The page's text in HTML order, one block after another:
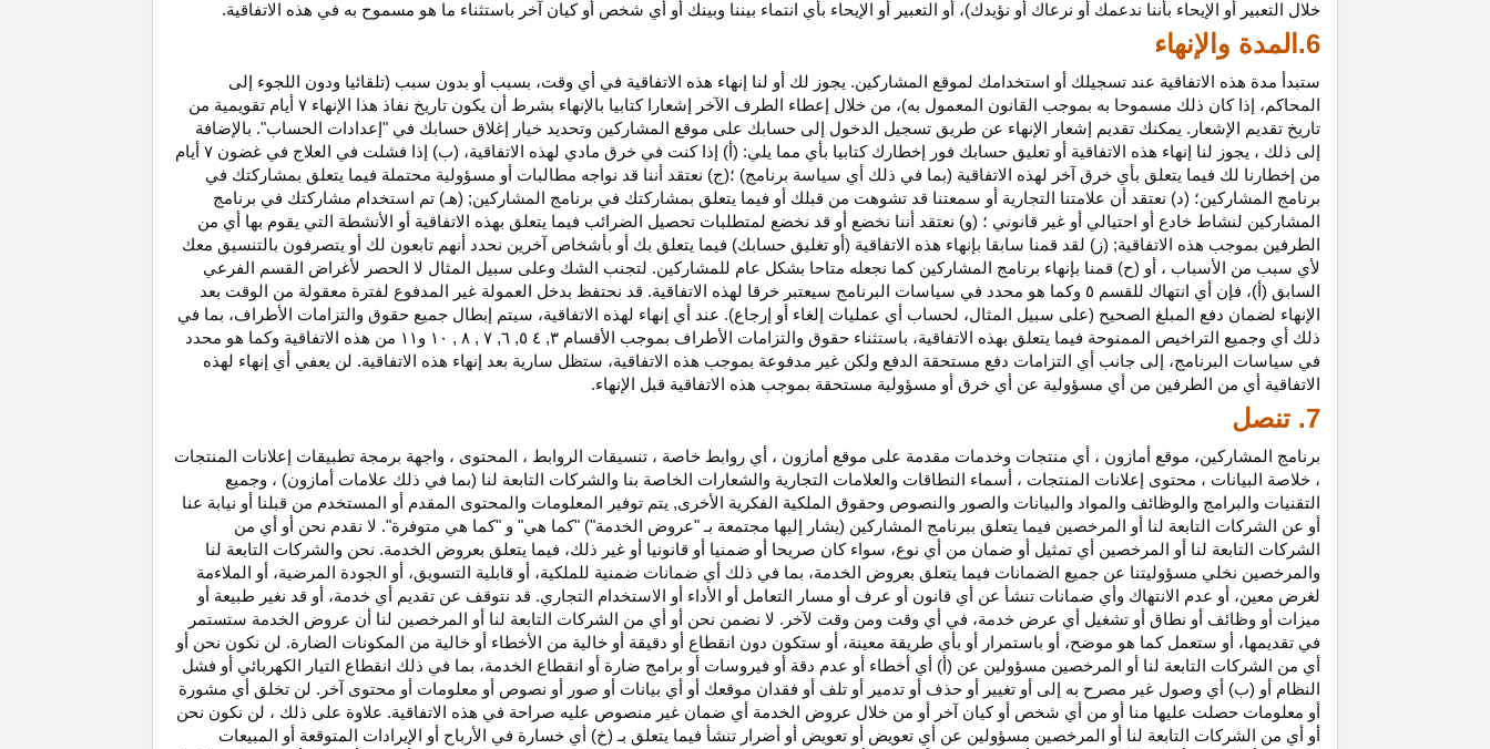
خلال التعبير أو الإيحاء بأننا ندعمك أو نرعاك أو نؤيدك)، أو التعبير أو الإيحاء بأي انتماء بيننا وبينك أو أي شخص أو كيان آخر باستثناء ما هو مسموح به في هذه الاتفاقية.
6.المدة والإنهاء
ستبدأ مدة هذه الاتفاقية عند تسجيلك أو استخدامك لموقع المشاركين. يجوز لك أو لنا إنهاء هذه الاتفاقية في أي وقت، بسبب أو بدون سبب (تلقائيا ودون اللجوء إلى
المحاكم، إذا كان ذلك مسموحا به بموجب القانون المعمول به)، من خلال إعطاء الطرف الآخر إشعارا كتابيا بالإنهاء بشرط أن يكون تاريخ نفاذ هذا الإنهاء ۷ أيام تقويمية من
تاريخ تقديم الإشعار. يمكنك تقديم إشعار الإنهاء عن طريق تسجيل الدخول إلى حسابك على موقع المشاركين وتحديد خيار إغلاق حسابك في "إعدادات الحساب". بالإضافة
إلى ذلك ، يجوز لنا إنهاء هذه الاتفاقية أو تعليق حسابك فور إخطارك كتابيا بأي مما يلي: (أ) إذا كنت في خرق مادي لهذه الاتفاقية، (ب) إذا فشلت في العلاج في غضون ۷ أيام
من إخطارنا لك فيما يتعلق بأي خرق آخر لهذه الاتفاقية (بما في ذلك أي سياسة برنامج) ؛(ج) نعتقد أننا قد نواجه مطالبات أو مسؤولية محتملة فيما يتعلق بمشاركتك في
برنامج المشاركين؛ (د) نعتقد أن علامتنا التجارية أو سمعتنا قد تشوهت من قبلك أو فيما يتعلق بمشاركتك في برنامج المشاركين; (هـ) تم استخدام مشاركتك في برنامج
المشاركين لنشاط خادع أو احتيالي أو غير قانوني ؛ (و) نعتقد أننا نخضع أو قد نخضع لمتطلبات تحصيل الضرائب فيما يتعلق بهذه الاتفاقية أو الأنشطة التي يقوم بها أي من
الطرفين بموجب هذه الاتفاقية; (ز) لقد قمنا سابقا بإنهاء هذه الاتفاقية (أو تغليق حسابك) فيما يتعلق بك أو بأشخاص آخرين نحدد أنهم تابعون لك أو يتصرفون بالتنسيق معك
لأي سبب من الأسباب ، أو (ح) قمنا بإنهاء برنامج المشاركين كما نجعله متاحا بشكل عام للمشاركين. لتجنب الشك وعلى سبيل المثال لا الحصر لأغراض القسم الفرعي
السابق (أ)، فإن أي انتهاك للقسم ٥ وكما هو محدد في سياسات البرنامج سيعتبر خرقا لهذه الاتفاقية. قد نحتفظ بدخل العمولة غير المدفوع لفترة معقولة من الوقت بعد
الإنهاء لضمان دفع المبلغ الصحيح (على سبيل المثال، لحساب أي عمليات إلغاء أو إرجاع). عند أي إنهاء لهذه
الاتفاقية، سيتم إبطال جميع حقوق والتزامات الأطراف، بما في
ذلك أي وجميع التراخيص الممنوحة فيما يتعلق بهذه
الاتفاقية، باستثناء حقوق والتزامات الأطراف بموجب الأقسام ۳, ٤ ٥, ٦, ۷ , ۸ , ۱۰ و۱۱ من هذه الاتفاقية وكما هو محدد
في سياسات البرنامج، إلى جانب أي التزامات دفع مستحقة
الدفع ولكن غير مدفوعة بموجب هذه الاتفاقية، ستظل سارية بعد إنهاء هذه الاتفاقية. لن يعفي أي إنهاء لهذه
الاتفاقية أي من الطرفين من أي مسؤولية عن أي خرق أو مسؤولية مستحقة بموجب هذه الاتفاقية قبل الإنهاء.
7. تنصل
برنامج المشاركين، موقع أمازون ، أي منتجات وخدمات مقدمة على موقع أمازون ، أي روابط خاصة ، تنسيقات الروابط ، المحتوى ، واجهة برمجة تطبيقات إعلانات المنتجات
، خلاصة البيانات ، محتوى إعلانات المنتجات ، أسماء النطاقات والعلامات التجارية والشعارات الخاصة بنا والشركات التابعة لنا (بما في ذلك علامات أمازون) ، وجميع
التقنيات والبرامج والوظائف والمواد والبيانات والصور والنصوص وحقوق الملكية الفكرية الأخرى, يتم توفير المعلومات والمحتوى المقدم أو المستخدم من قبلنا أو نيابة عنا
أو عن الشركات التابعة لنا أو المرخصين فيما يتعلق ببرنامج المشاركين (يشار إليها مجتمعة بـ "عروض الخدمة") "كما هي" و "كما هي متوفرة". لا نقدم نحن أو أي من
الشركات التابعة لنا أو المرخصين أي تمثيل أو ضمان من أي نوع، سواء كان صريحا أو ضمنيا أو قانونيا أو غير ذلك، فيما يتعلق بعروض الخدمة. نحن والشركات التابعة لنا
والمرخصين نخلي مسؤوليتنا عن جميع الضمانات فيما يتعلق بعروض الخدمة، بما في ذلك أي ضمانات ضمنية للملكية، أو قابلية التسويق، أو الجودة المرضية، أو الملاءمة
لغرض معين، أو عدم الانتهاك وأي ضمانات تنشأ عن أي قانون أو عرف أو مسار التعامل أو الأداء أو الاستخدام التجاري. قد نتوقف عن تقديم أي خدمة، أو قد نغير طبيعة أو
ميزات أو وظائف أو نطاق أو تشغيل أي عرض خدمة، في أي وقت ومن وقت لآخر. لا نضمن نحن أو أي من الشركات التابعة لنا أو المرخصين لنا أن عروض الخدمة ستستمر
في تقديمها، أو ستعمل كما هو موضح، أو باستمرار أو بأي طريقة معينة، أو ستكون دون انقطاع أو دقيقة أو خالية من الأخطاء أو خالية من المكونات الضارة. لن نكون نحن أو
أي من الشركات التابعة لنا أو المرخصين مسؤولين عن (أ) أي أخطاء أو عدم دقة أو فيروسات أو برامج ضارة أو انقطاع الخدمة، بما في ذلك انقطاع
التيار الكهربائي أو فشل
النظام أو (ب) أي وصول غير مصرح به إلى أو تغيير أو حذف أو تدمير أو تلف أو فقدان موقعك أو أي بيانات أو صور أو نصوص أو معلومات أو محتوى آخر. لن تخلق أي مشورة
أو معلومات حصلت عليها منا أو من أي شخص أو كيان آخر أو من خلال عروض الخدمة أي ضمان غير منصوص عليه صراحة في هذه الاتفاقية. علاوة على ذلك ، لن نكون نحن
أو أي من الشركات التابعة لنا أو المرخصين مسؤولين عن أي تعويض أو تعويض أو أضرار تنشأ فيما يتعلق بـ (خ) أي خسارة في
الأرباح أو الإيرادات المتوقعة أو المبيعات